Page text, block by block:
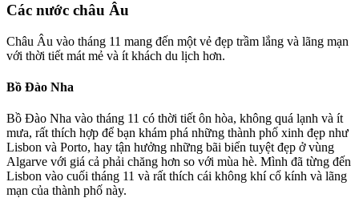
Các nước châu Âu
Châu Âu vào tháng 11 mang đến một vẻ đẹp trầm lắng và lãng mạn
với thời tiết mát mẻ và ít khách du lịch hơn.
Bồ Đào Nha
Bồ Đào Nha vào tháng 11 có thời tiết ôn hòa, không quá lạnh và ít
mưa, rất thích hợp để bạn khám phá những thành phố xinh đẹp như
Lisbon và Porto, hay tận hưởng những bãi biển tuyệt đẹp ở vùng
Algarve với giá cả phải chăng hơn so với mùa hè. Mình đã từng đến
Lisbon vào cuối tháng 11 và rất thích cái không khí cổ kính và lãng
mạn của thành phố này.